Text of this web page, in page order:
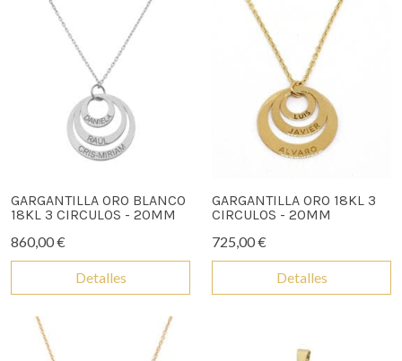
GARGANTILLA ORO BLANCO
18KL 3 CIRCULOS - 20MM
860,00 €
Detalles
GARGANTILLA ORO 18KL 3
CIRCULOS - 20MM
725,00 €
Detalles